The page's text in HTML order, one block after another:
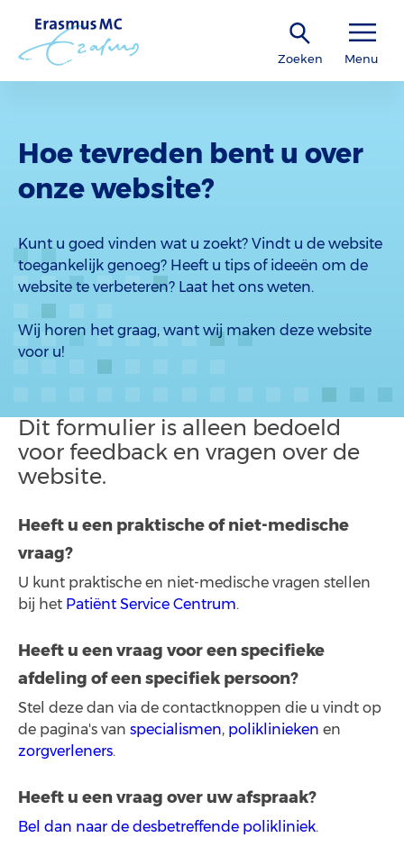
Zoeken Menu
Hoe tevreden bent u over
onze website?
Kunt u goed vinden wat u zoekt? Vindt u de website
toegankelijk genoeg? Heeft u tips of ideeën om de
website te verbeteren? Laat het ons weten.
Wij horen het graag, want wij maken deze website
voor u!
Dit formulier is alleen bedoeld
voor feedback en vragen over de
website.
Heeft u een praktische of niet-medische
vraag?
U kunt praktische en niet-medische vragen stellen
bij het Patiënt Service Centrum.
Heeft u een vraag voor een specifieke
afdeling of een specifiek persoon?
Stel deze dan via de contactknoppen die u vindt op
de pagina's van specialismen, poliklinieken en
zorgverleners.
Heeft u een vraag over uw afspraak?
Bel dan naar de desbetreffende polikliniek.